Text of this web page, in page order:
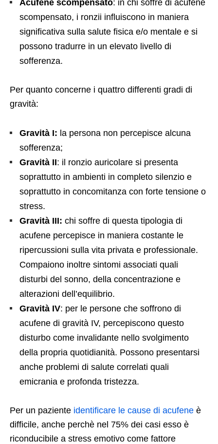
Acufene scompensato: in chi soffre di acufene
scompensato, i ronzii influiscono in maniera
significativa sulla salute fisica e/o mentale e si
possono tradurre in un elevato livello di
sofferenza.
Per quanto concerne i quattro differenti gradi di
gravità:
Gravità I: la persona non percepisce alcuna
sofferenza;
Gravità II: il ronzio auricolare si presenta
soprattutto in ambienti in completo silenzio e
soprattutto in concomitanza con forte tensione o
stress.
Gravità III: chi soffre di questa tipologia di
acufene percepisce in maniera costante le
ripercussioni sulla vita privata e professionale.
Compaiono inoltre sintomi associati quali
disturbi del sonno, della concentrazione e
alterazioni dell’equilibrio.
Gravità IV: per le persone che soffrono di
acufene di gravità IV, percepiscono questo
disturbo come invalidante nello svolgimento
della propria quotidianità. Possono presentarsi
anche problemi di salute correlati quali
emicrania e profonda tristezza.
Per un paziente identificare le cause di acufene è
difficile, anche perchè nel 75% dei casi esso è
riconducibile a stress emotivo come fattore